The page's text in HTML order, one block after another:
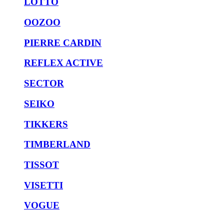
OOZOO
PIERRE CARDIN
REFLEX ACTIVE
SECTOR
SEIKO
TIKKERS
TIMBERLAND
TISSOT
VISETTI
VOGUE